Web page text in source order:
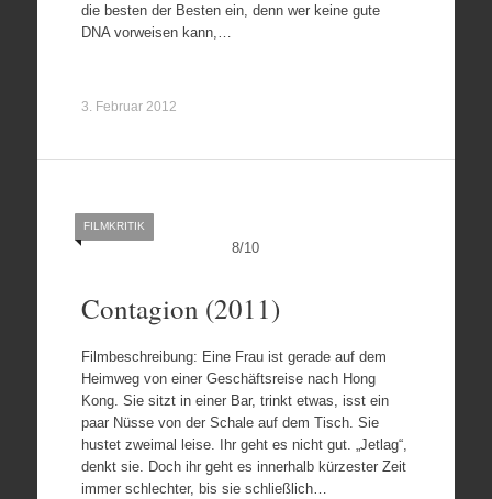
die besten der Besten ein, denn wer keine gute
DNA vorweisen kann,…
3. Februar 2012
8/10
FILMKRITIK
Contagion (2011)
Filmbeschreibung: Eine Frau ist gerade auf dem
Heimweg von einer Geschäftsreise nach Hong
Kong. Sie sitzt in einer Bar, trinkt etwas, isst ein
paar Nüsse von der Schale auf dem Tisch. Sie
hustet zweimal leise. Ihr geht es nicht gut. „Jetlag“,
denkt sie. Doch ihr geht es innerhalb kürzester Zeit
immer schlechter, bis sie schließlich…